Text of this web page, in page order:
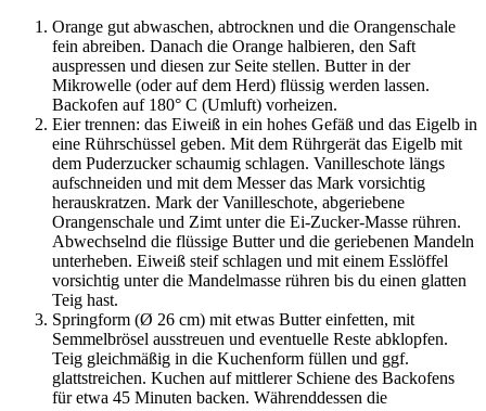
Orange gut abwaschen, abtrocknen und die Orangenschale
fein abreiben. Danach die Orange halbieren, den Saft
auspressen und diesen zur Seite stellen. Butter in der
Mikrowelle (oder auf dem Herd) flüssig werden lassen.
Backofen auf 180° C (Umluft) vorheizen.
Eier trennen: das Eiweiß in ein hohes Gefäß und das Eigelb in
eine Rührschüssel geben. Mit dem Rührgerät das Eigelb mit
dem Puderzucker schaumig schlagen. Vanilleschote längs
aufschneiden und mit dem Messer das Mark vorsichtig
herauskratzen. Mark der Vanilleschote, abgeriebene
Orangenschale und Zimt unter die Ei-Zucker-Masse rühren.
Abwechselnd die flüssige Butter und die geriebenen Mandeln
unterheben. Eiweiß steif schlagen und mit einem Esslöffel
vorsichtig unter die Mandelmasse rühren bis du einen glatten
Teig hast.
Springform (Ø 26 cm) mit etwas Butter einfetten, mit
Semmelbrösel ausstreuen und eventuelle Reste abklopfen.
Teig gleichmäßig in die Kuchenform füllen und ggf.
glattstreichen. Kuchen auf mittlerer Schiene des Backofens
für etwa 45 Minuten backen. Währenddessen die